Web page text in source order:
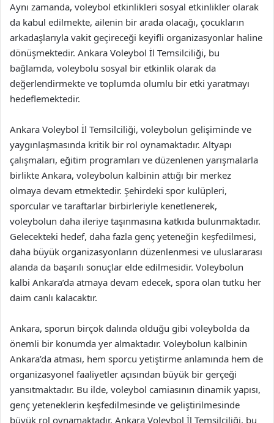
Aynı zamanda, voleybol etkinlikleri sosyal etkinlikler olarak
da kabul edilmekte, ailenin bir arada olacağı, çocukların
arkadaşlarıyla vakit geçireceği keyifli organizasyonlar haline
dönüşmektedir. Ankara Voleybol İl Temsilciliği, bu
bağlamda, voleybolu sosyal bir etkinlik olarak da
değerlendirmekte ve toplumda olumlu bir etki yaratmayı
hedeflemektedir.
Ankara Voleybol İl Temsilciliği, voleybolun gelişiminde ve
yaygınlaşmasında kritik bir rol oynamaktadır. Altyapı
çalışmaları, eğitim programları ve düzenlenen yarışmalarla
birlikte Ankara, voleybolun kalbinin attığı bir merkez
olmaya devam etmektedir. Şehirdeki spor kulüpleri,
sporcular ve taraftarlar birbirleriyle kenetlenerek,
voleybolun daha ileriye taşınmasına katkıda bulunmaktadır.
Gelecekteki hedef, daha fazla genç yeteneğin keşfedilmesi,
daha büyük organizasyonların düzenlenmesi ve uluslararası
alanda da başarılı sonuçlar elde edilmesidir. Voleybolun
kalbi Ankara’da atmaya devam edecek, spora olan tutku her
daim canlı kalacaktır.
Ankara, sporun birçok dalında olduğu gibi voleybolda da
önemli bir konumda yer almaktadır. Voleybolun kalbinin
Ankara’da atması, hem sporcu yetiştirme anlamında hem de
organizasyonel faaliyetler açısından büyük bir gerçeği
yansıtmaktadır. Bu ilde, voleybol camiasının dinamik yapısı,
genç yeteneklerin keşfedilmesinde ve geliştirilmesinde
büyük rol oynamaktadır. Ankara Voleybol İl Temsilciliği, bu